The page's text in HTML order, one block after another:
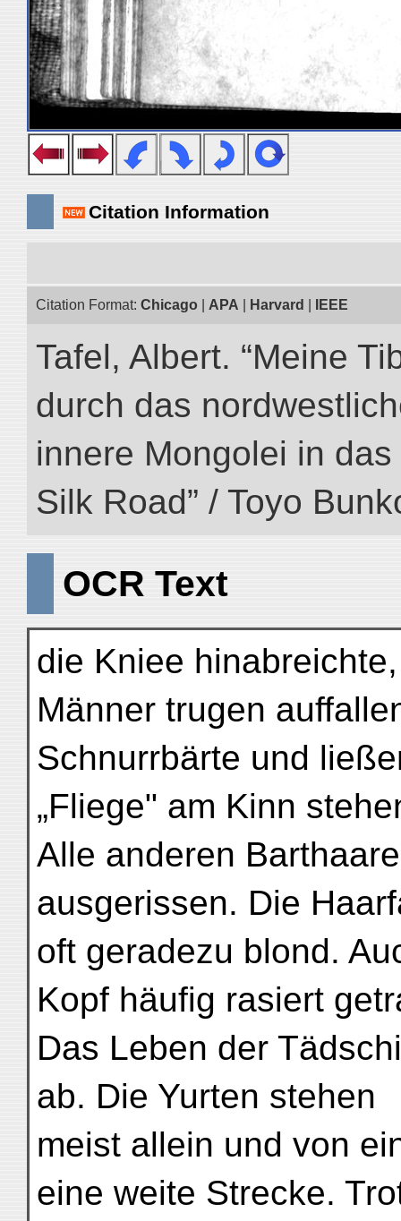
Citation Information
Citation Format: Chicago APA Harvard IEEE
Tafel, Albert. “Meine
durch das
innere Mongolei in das
Silk Road” / Toyo
OCR Text
die Kniee
Männer trugen
Schnurrbärte und
„Fliege" am Kinn
Alle anderen
ausgerissen. Die
oft geradezu blond.
Kopf häufig rasiert
Das Leben der
ab. Die Yurten stehen
meist allein und von
eine weite Strecke.